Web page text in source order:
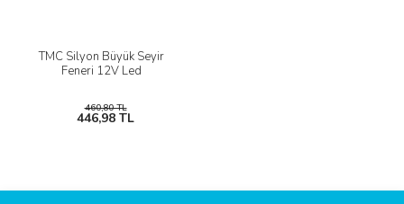
TMC Silyon Büyük Seyir
Feneri 12V Led
460,80 TL
446,98 TL